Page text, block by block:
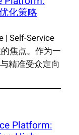
化策略
| Self-Service
焦点。作为一
精准受众定向
Platform: